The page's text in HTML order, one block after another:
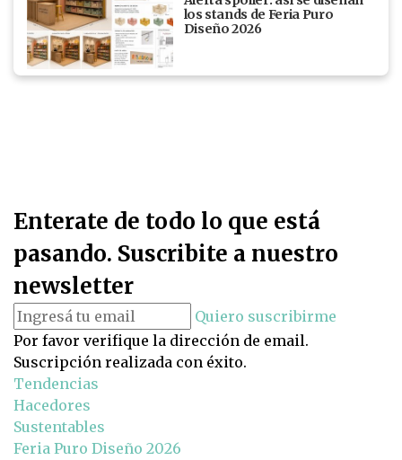
los stands de Feria Puro
Diseño 2026
Enterate de todo lo que está
pasando. Suscribite a nuestro
newsletter
Quiero suscribirme
Por favor verifique la dirección de email.
Suscripción realizada con éxito.
Tendencias
Hacedores
Sustentables
Feria Puro Diseño 2026